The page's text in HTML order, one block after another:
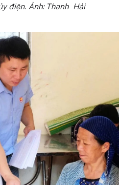
điện. Ảnh: Thanh Hải